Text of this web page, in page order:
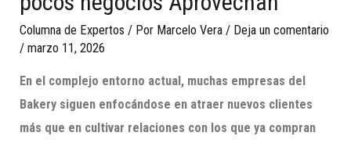
Columna de Expertos / Por Marcelo Vera / Deja un comentario
/marzo 11, 2026
En el complejo entorno actual, muchas empresas del
Bakery siguen enfocándose en atraer nuevos clientes
más que en cultivar relaciones con los que ya compran